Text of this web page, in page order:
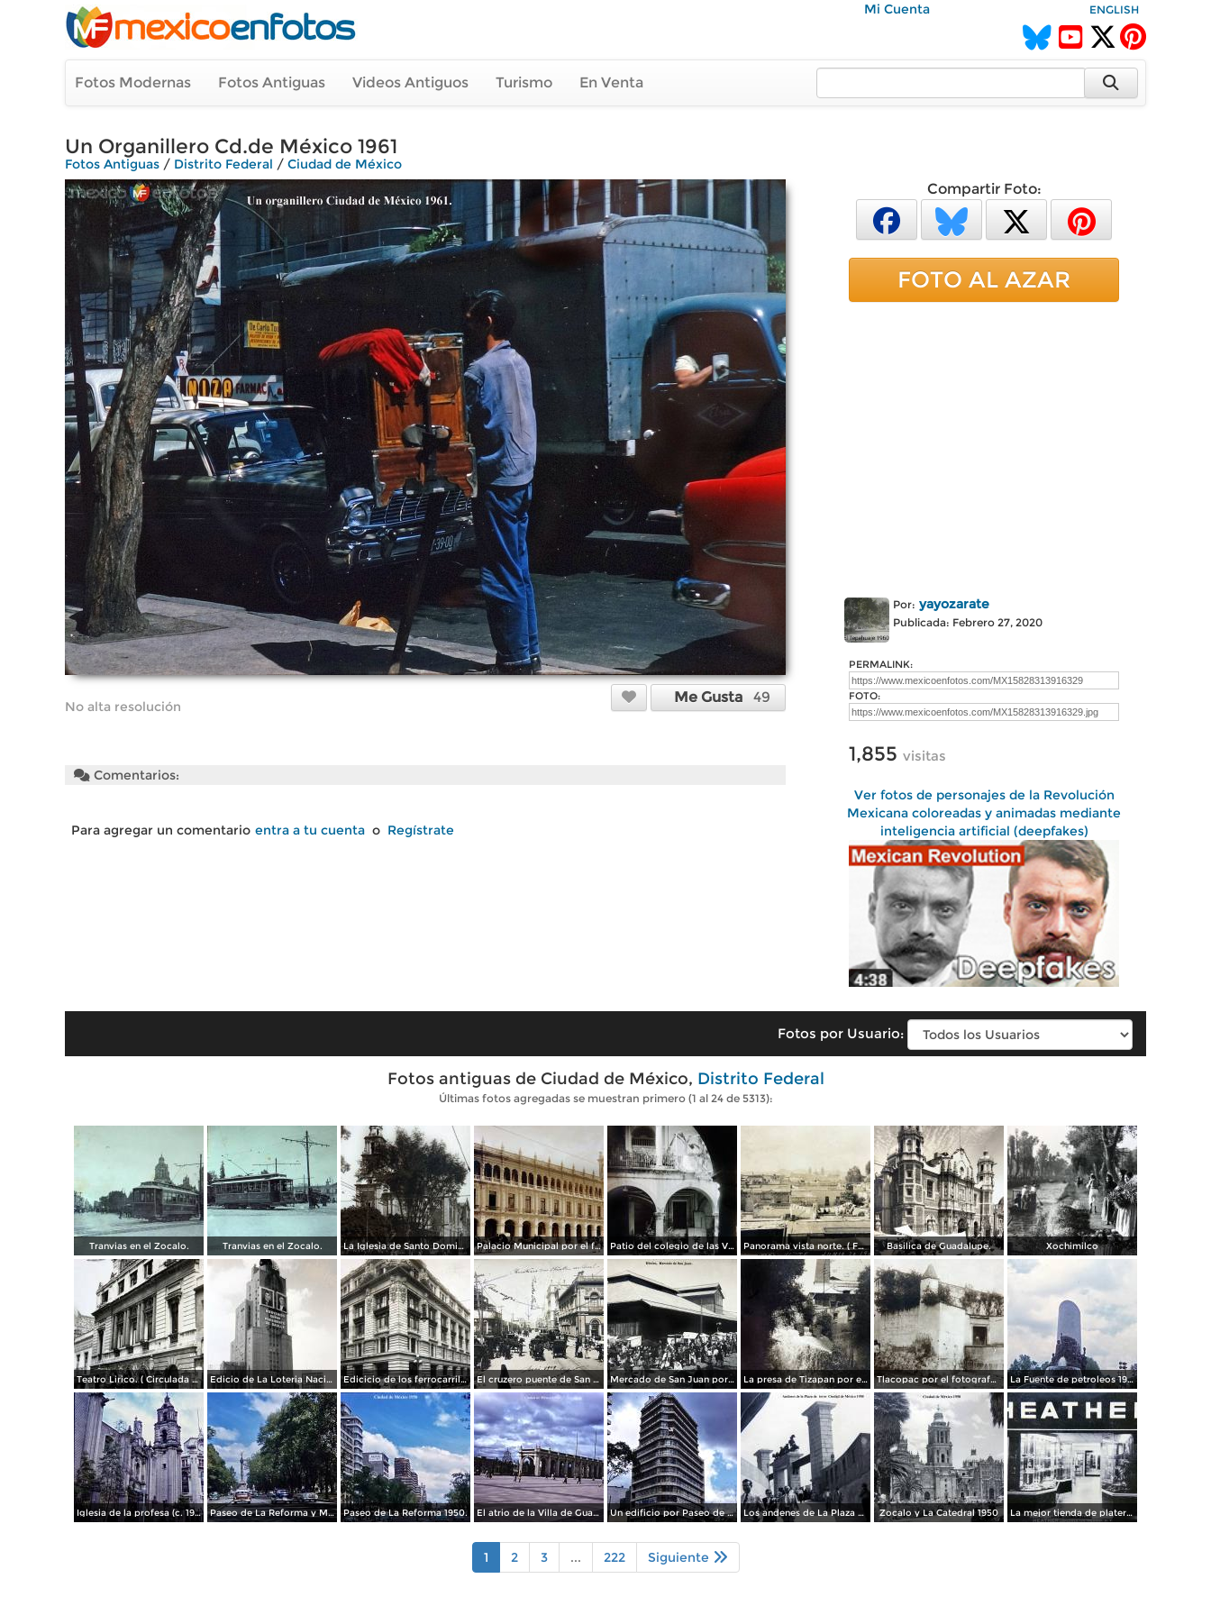
Mi Cuenta ENGLISH
Fotos Modernas Fotos Antiguas Videos Antiguos Turismo En Venta
Un Organillero Cd.de México 1961
Fotos Antiguas / Distrito Federal / Ciudad de México
No alta resolución
Me Gusta 49
Comentarios:
Para agregar un comentario entra a tu cuenta o Regístrate
Compartir Foto:
FOTO AL AZAR
Por: yayozarate
Publicada: Febrero 27, 2020
PERMALINK:
FOTO:
1,855 visitas
Ver fotos de personajes de la Revolución
Mexicana coloreadas y animadas mediante
inteligencia artificial (deepfakes)
Fotos por Usuario:
Fotos antiguas de Ciudad de México, Distrito Federal
Últimas fotos agregadas se muestran primero (1 al 24 de 5313):
Tranvias en el Zocalo. Tranvias en el Zocalo. La Iglesia de Santo Domingo. Palacio Municipal por el fotografo Hugo Brehme.. Patio del colegio de las Vizcainas por el fotografo Hugo Brehme. Panorama vista norte. ( Fechada el 20 de Junio de 1905 ). Basilica de Guadalupe. Xochimilco
Teatro Lirico. ( Circulada el 1 de Agosto de 1926 ). Edicio de La Loteria Nacional Ciudad de México Abril de 1964 Edicicio de los ferrocarriles. El cruzero puente de San Francisco y Guardiola por el fotografo Felix Miret. Mercado de San Juan por el fotografo Felix Miret La presa de Tizapan por el fotografo Fernando Kososky. ( Circulada el 22 de Diembre de 1910 ). Tlacopac por el fotografo Hugo Brehme. La Fuente de petroleos 1950.
Iglesia de la profesa (c. 1950) Paseo de La Reforma y Mto a La Independencia 1950 Paseo de La Reforma 1950. El atrio de la Villa de Guadalupe 1950. Un edificio por Paseo de La Reforma 1950 Los andenes de La Plaza de toros Ciudad de México 1950 Zocalo y La Catedral 1950 La mejor tienda de plateria.
1 2 3 ... 222 Siguiente